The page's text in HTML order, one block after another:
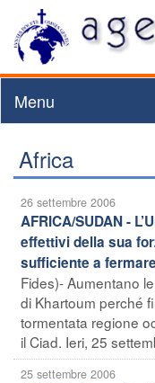
Menu
Africa
26 settembre 2006
AFRICA/SUDAN -
effettivi della sua
sufficiente a
Fides)- Aumentano
di Khartoum perché
tormentata regione
il Ciad. Ieri, 25
25 settembre 2006